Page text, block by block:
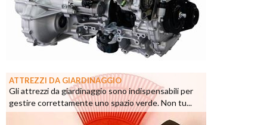
ATTREZZI DA GIARDINAGGIO
Gli attrezzi da giardinaggio sono indispensabili per
gestire correttamente uno spazio verde. Non tu...